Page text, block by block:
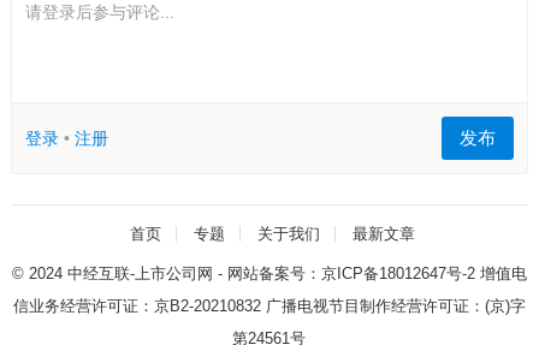
请登录后参与评论...
登录• 注册 发布
首页 专题 关于我们 最新文章
© 2024 中经互联-上市公司网 - 网站备案号： 京ICP备18012647号-2增值电
信业务经营许可证： 京B2-20210832广播电视节目制作经营许可证： (京)字
第24561号